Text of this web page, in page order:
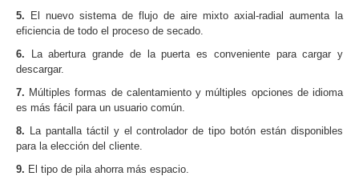
5. El nuevo sistema de flujo de aire mixto axial-radial aumenta la
eficiencia de todo el proceso de secado.
6. La abertura grande de la puerta es conveniente para cargar y
descargar.
7. Múltiples formas de calentamiento y múltiples opciones de idioma
es más fácil para un usuario común.
8. La pantalla táctil y el controlador de tipo botón están disponibles
para la elección del cliente.
9. El tipo de pila ahorra más espacio.